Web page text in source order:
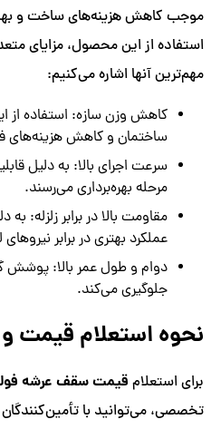
موجب کاهش هزینه‌های ساخت و
استفاده از این محصول، مزایای
مهم‌ترین آنها اشاره می‌کنیم:
کاهش وزن سازه: استفاده
ساختمان و کاهش هزینه‌های
سرعت اجرای بالا: به دلیل
مرحله بهره‌برداری می‌رسند.
مقاومت بالا در برابر زلزله:
عملکرد بهتری در برابر نیروهای
دوام و طول عمر بالا: پوشش
جلوگیری می‌کند.
نحوه استعلام قیمت
برای استعلام قیمت سقف عرشه
تخصصی، می‌توانید با تأمین‌کنندگان